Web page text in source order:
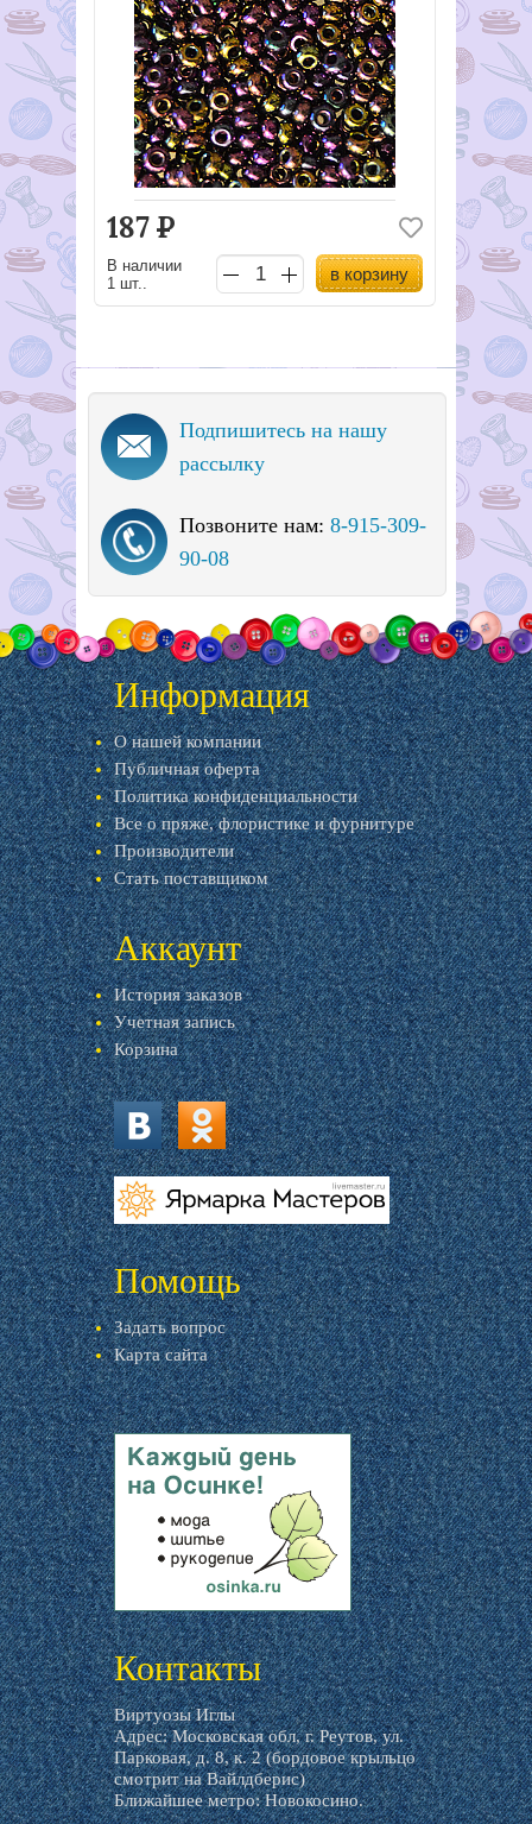
187Р
В наличии
1 шт..
в корзину
Подпишитесь на нашу
рассылку
Позвоните нам: 8-915-309-
90-08
Информация
О нашей компании
Публичная оферта
Политика конфиденциальности
Все о пряже, флористике и фурнитуре
Производители
Стать поставщиком
Аккаунт
История заказов
Учетная запись
Корзина
vk.com ok.ru
livemaster.ru
Помощь
Задать вопрос
Карта сайта
livemaster.ru
Контакты
Виртуозы Иглы
Адрес: Московская обл, г. Реутов, ул.
Парковая, д. 8, к. 2 (бордовое крыльцо
смотрит на Вайлдберис)
Ближайшее метро: Новокосино.